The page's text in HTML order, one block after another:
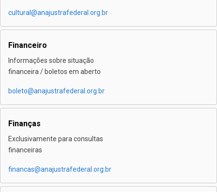
cultural@anajustrafederal.org.br
Financeiro
Informações sobre situação
financeira / boletos em aberto
boleto@anajustrafederal.org.br
Finanças
Exclusivamente para consultas
financeiras
financas@anajustrafederal.org.br